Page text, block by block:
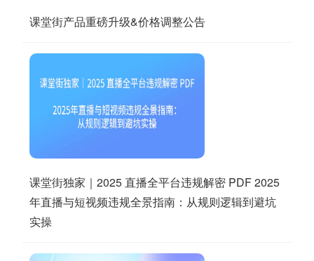
课堂街产品重磅升级&价格调整公告
课堂街独家｜2025 直播全平台违规解密 PDF 2025
年直播与短视频违规全景指南：从规则逻辑到避坑
实操